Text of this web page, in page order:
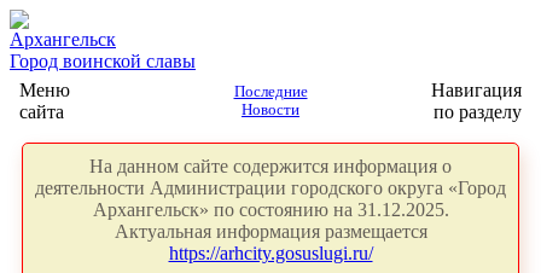
Архангельск
Город воинской славы
Меню
сайта
Последние
Новости
Навигация
по разделу
На данном сайте содержится информация о
деятельности Администрации городского округа «Город
Архангельск» по состоянию на 31.12.2025.
Актуальная информация размещается
https://arhcity.gosuslugi.ru/